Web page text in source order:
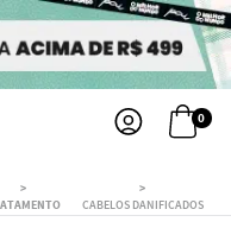
0
CABELOS DANIFICADOS